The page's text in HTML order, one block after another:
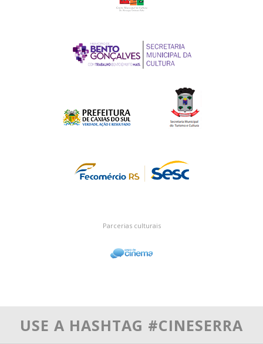
Parcerias culturais
USE A HASHTAG #CINESERRA